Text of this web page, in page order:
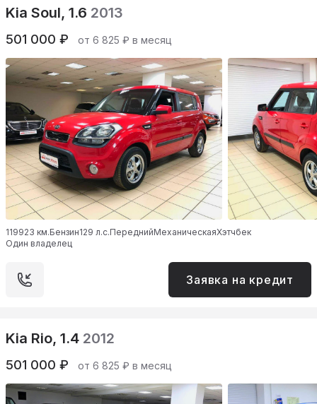
Kia Soul, 1.6 2013
501 000 ₽ от 6 825 ₽ в месяц
119923 км.Бензин129 л.с.ПереднийМеханическаяХэтчбек
Один владелец
Заявка на кредит
Kia Rio, 1.4 2012
501 000 ₽ от 6 825 ₽ в месяц